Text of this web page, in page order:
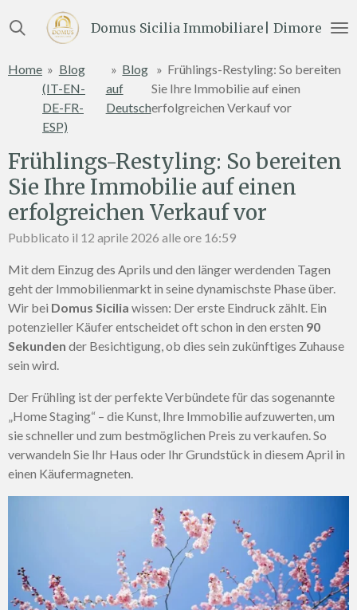
al
principale
Domus Sicilia Immobiliare| Dimore e
Home » Blog
(IT-EN-
DE-FR-
ESP)
» Blog
auf
Deutsch
» Frühlings-Restyling: So bereiten
Sie Ihre Immobilie auf einen
erfolgreichen Verkauf vor
Frühlings-Restyling: So bereiten
Sie Ihre Immobilie auf einen
erfolgreichen Verkauf vor
Pubblicato il 12 aprile 2026 alle ore 16:59
Mit dem Einzug des Aprils und den länger werdenden Tagen
geht der Immobilienmarkt in seine dynamischste Phase über.
Wir bei Domus Sicilia wissen: Der erste Eindruck zählt. Ein
potenzieller Käufer entscheidet oft schon in den ersten 90
Sekunden der Besichtigung, ob dies sein zukünftiges Zuhause
sein wird.
Der Frühling ist der perfekte Verbündete für das sogenannte
„Home Staging“ – die Kunst, Ihre Immobilie aufzuwerten, um
sie schneller und zum bestmöglichen Preis zu verkaufen. So
verwandeln Sie Ihr Haus oder Ihr Grundstück in diesem April in
einen Käufermagneten.